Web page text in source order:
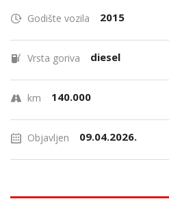
Godište vozila 2015
Vrsta goriva diesel
km 140.000
Objavljen 09.04.2026.